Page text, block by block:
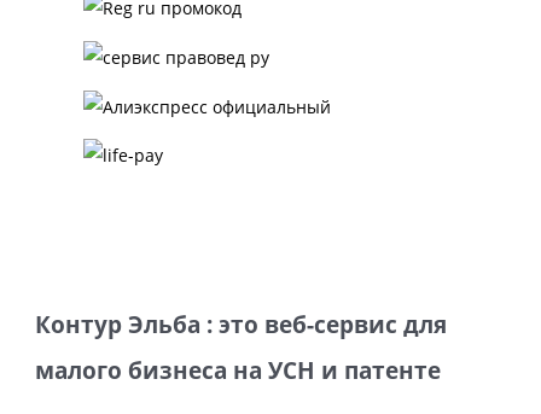
Контур Эльба : это веб-сервис для
малого бизнеса на УСН и патенте